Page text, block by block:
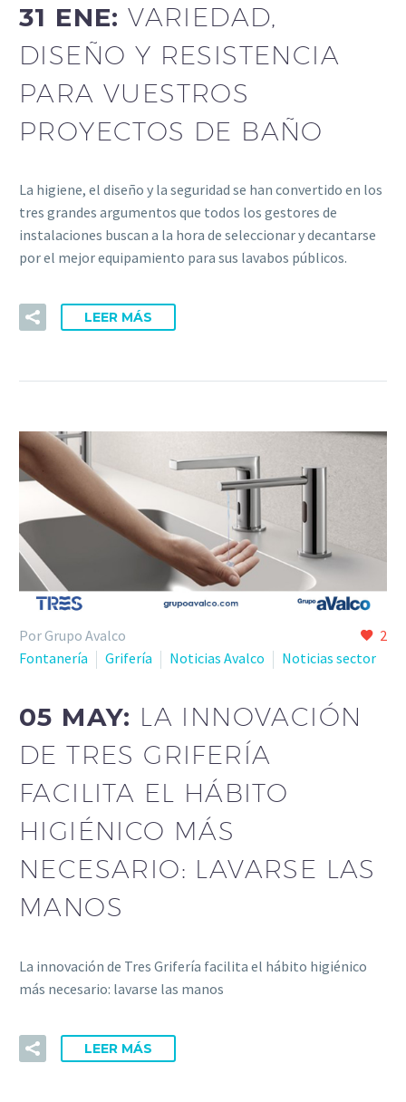
31 ENE:VARIEDAD,
DISEÑO Y RESISTENCIA
PARA VUESTROS
PROYECTOS DE BAÑO
La higiene, el diseño y la seguridad se han convertido en los
tres grandes argumentos que todos los gestores de
instalaciones buscan a la hora de seleccionar y decantarse
por el mejor equipamiento para sus lavabos públicos.
LEER MÁS
2
Por Grupo Avalco
Fontanería
Grifería Noticias Avalco Noticias sector
05 MAY: LA INNOVACIÓN
DE TRES GRIFERÍA
FACILITA EL HÁBITO
HIGIÉNICO MÁS
NECESARIO: LAVARSE LAS
MANOS
La innovación de Tres Grifería facilita el hábito higiénico
más necesario: lavarse las manos
LEER MÁS